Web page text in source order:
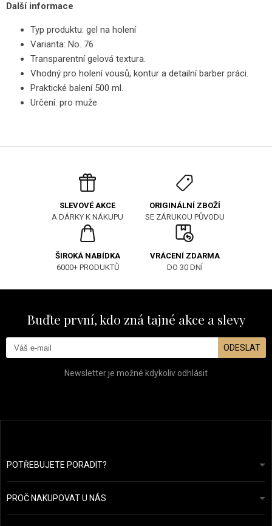
Další informace
Typ produktu: gel na holení
Varianta: No. 76
Transparentní gelová textura.
Vhodný pro holení vousů, kontur a detailní barber práci.
Praktické balení 500 ml.
Určení: pro muže
SLEVOVÉ AKCE
A DÁRKY K NÁKUPU
ORIGINÁLNÍ ZBOŽÍ
SE ZÁRUKOU PŮVODU
ŠIROKÁ NABÍDKA
6000+ PRODUKTŮ
VRÁCENÍ ZDARMA
DO 30 DNÍ
Buďte první, kdo zná tajné akce a slevy
ODESLAT
Newsletter je možné kdykoliv odhlásit
POTŘEBUJETE PORADIT?info@prozdravevlasy.cz
Odpovíme do 24 hodin.
PROČ NAKUPOVAT U NÁS
Obchodní podmínky
Ochrana osobních údajů
Přehled plateb a dopravy
Náš příběh